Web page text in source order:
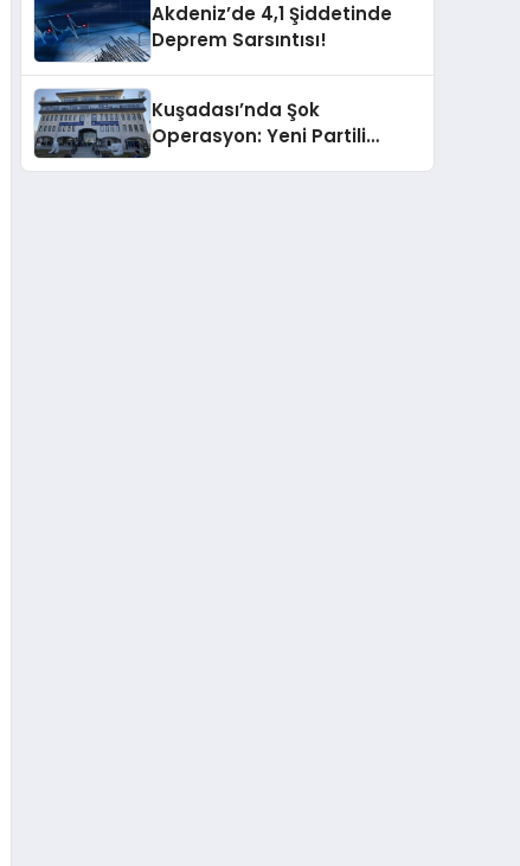
Sarsıntı Oldu?
Akdeniz’de 4,1 Şiddetinde
Deprem Sarsıntısı!
Kuşadası’nda Şok
Operasyon: Yeni Partili